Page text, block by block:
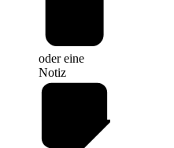
oder eine
Notiz